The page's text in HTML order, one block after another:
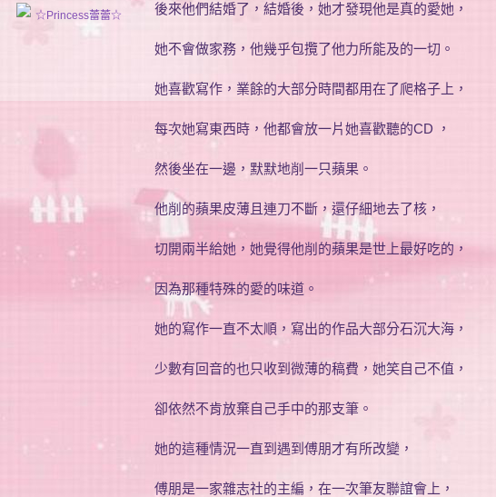
☆Princess蕾蕾☆
後來他們結婚了，結婚後，她才發現他是真的愛她，
她不會做家務，他幾乎包攬了他力所能及的一切。
她喜歡寫作，業餘的大部分時間都用在了爬格子上，
每次她寫東西時，他都會放一片她喜歡聽的CD ，
然後坐在一邊，默默地削一只蘋果。
他削的蘋果皮薄且連刀不斷，還仔細地去了核，
切開兩半給她，她覺得他削的蘋果是世上最好吃的，
因為那種特殊的愛的味道。
她的寫作一直不太順，寫出的作品大部分石沉大海，
少數有回音的也只收到微薄的稿費，她笑自己不值，
卻依然不肯放棄自己手中的那支筆。
她的這種情況一直到遇到傅朋才有所改變，
傅朋是一家雜志社的主編，在一次筆友聯誼會上，